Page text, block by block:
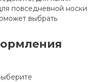
повседневной носки
выбрать